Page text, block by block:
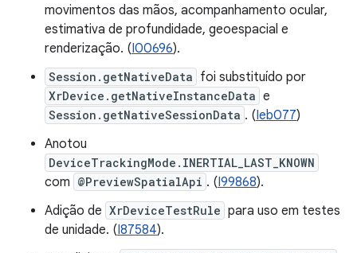
movimentos das mãos, acompanhamento ocular,
estimativa de profundidade, geoespacial e
renderização. (I00696).
Session.getNativeData foi substituído por
XrDevice.getNativeInstanceData e
Session.getNativeSessionData . (Ieb077)
Anotou
DeviceTrackingMode.INERTIAL_LAST_KNOWN
com @PreviewSpatialApi . (I99868).
Adição de XrDeviceTestRule para uso em testes
de unidade. (I87584).